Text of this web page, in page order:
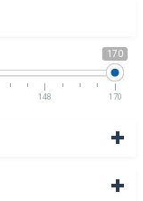
170
148 170